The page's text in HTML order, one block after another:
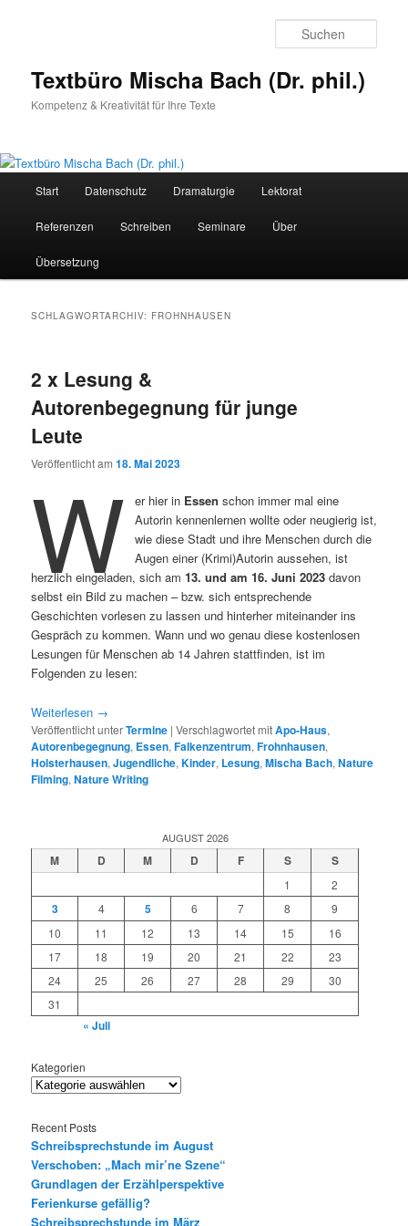
Textbüro Mischa Bach (Dr. phil.)
Kompetenz & Kreativität für Ihre Texte
Start Datenschutz Dramaturgie Lektorat
Referenzen Schreiben Seminare Über
Übersetzung
SCHLAGWORTARCHIV: FROHNHAUSEN
2 x Lesung &
Autorenbegegnung für junge
Leute
Veröffentlicht am18. Mai 2023
W er hier in Essen schon immer mal eine
Autorin kennenlernen wollte oder neugierig ist,
wie diese Stadt und ihre Menschen durch die
Augen einer (Krimi)Autorin aussehen, ist
herzlich eingeladen, sich am13. und am 16. Juni 2023 davon
selbst ein Bild zu machen – bzw. sich entsprechende
Geschichten vorlesen zu lassen und hinterher miteinander ins
Gespräch zu kommen. Wann und wo genau diese kostenlosen
Lesungen für Menschen ab 14 Jahren stattfinden, ist im
Folgenden zu lesen:
Weiterlesen →
Veröffentlicht unterTermine |Verschlagwortet mitApo-Haus,
Autorenbegegnung, Essen,Falkenzentrum,Frohnhausen,
Holsterhausen,Jugendliche,Kinder, Lesung,Mischa Bach,Nature
Filming,Nature Writing
AUGUST 2026
M D M D F S S
1 2
3 4 5 6 7 8
9
10
11 12 13 14 15
16
17
18 19 20 21 22
23
24
25 26 27 28 29
30
31
« Juli
Kategorien
Recent Posts
Schreibsprechstunde im August
Verschoben: „Mach mir’ne Szene“
Grundlagen der Erzählperspektive
Ferienkurse gefällig?
Schreibsprechstunde im März